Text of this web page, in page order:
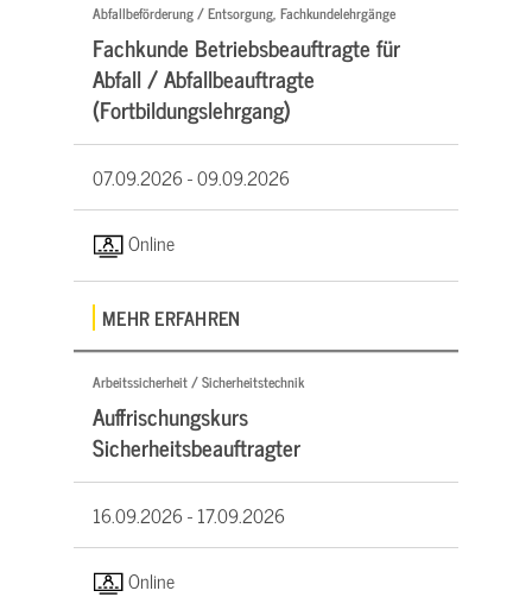
Abfallbeförderung / Entsorgung, Fachkundelehrgänge
Fachkunde Betriebsbeauftragte für
Abfall / Abfallbeauftragte
(Fortbildungslehrgang)
07.09.2026 -09.09.2026
Online
MEHR ERFAHREN
Arbeitssicherheit / Sicherheitstechnik
Auffrischungskurs
Sicherheitsbeauftragter
16.09.2026 -17.09.2026
Online